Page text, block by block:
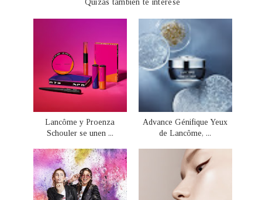
Quizás también te interese
Lancôme y Proenza
Schouler se unen ...
Advance Génifique Yeux
de Lancôme, ...